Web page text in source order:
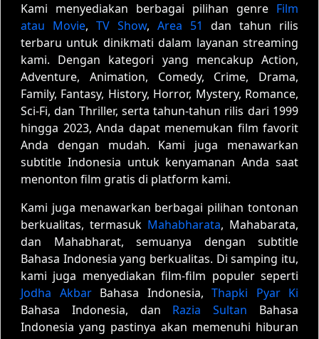
Kami menyediakan berbagai pilihan genre Film
atau Movie, TV Show, Area 51
dan tahun rilis
terbaru untuk dinikmati dalam layanan streaming
kami. Dengan kategori yang mencakup Action,
Adventure, Animation, Comedy, Crime, Drama,
Family, Fantasy, History, Horror, Mystery, Romance,
Sci-Fi, dan Thriller, serta tahun-tahun rilis dari 1999
hingga 2023, Anda dapat menemukan film favorit
Anda dengan mudah. Kami juga menawarkan
subtitle Indonesia untuk kenyamanan Anda saat
menonton film gratis di platform kami.
Kami juga menawarkan berbagai pilihan tontonan
berkualitas, termasuk Mahabharata, Mahabarata,
dan Mahabharat, semuanya dengan subtitle
Bahasa Indonesia yang berkualitas. Di samping itu,
kami juga menyediakan film-film populer seperti
Jodha AkbarBahasa Indonesia, Thapki Pyar Ki
Bahasa Indonesia, dan Razia Sultan Bahasa
Indonesia yang pastinya akan memenuhi hiburan